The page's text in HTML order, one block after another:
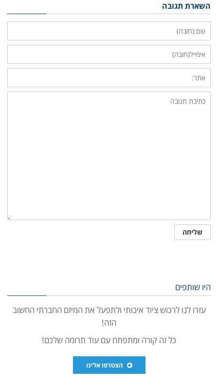
השארת תגובה
היו שותפים
עזרו לנו לרכוש ציוד איכותי ולתפעל את המיזם החברתי החשוב
הזה!
כל זה קורה ומתפתח עם עוד תרומה שלכם!
הצטרפו אלינו